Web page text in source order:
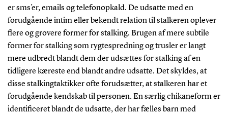
er sms’er, emails og telefonopkald. De udsatte med en
forudgående intim eller bekendt relation til stalkeren oplever
flere og grovere former for stalking. Brugen af mere subtile
former for stalking som rygtespredning og trusler er langt
mere udbredt blandt dem der udsættes for stalking af en
tidligere kæreste end blandt andre udsatte. Det skyldes, at
disse stalkingtaktikker ofte forudsætter, at stalkeren har et
forudgående kendskab til personen. En særlig chikaneform er
identificeret blandt de udsatte, der har fælles barn med